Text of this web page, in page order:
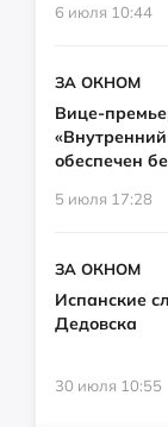
6 июля 10:44
ЗА ОКНОМ
Вице-
обеспечен
5 июля 17:28
ЗА ОКНОМ
Испанские
Дедовска
30 июля 10:55